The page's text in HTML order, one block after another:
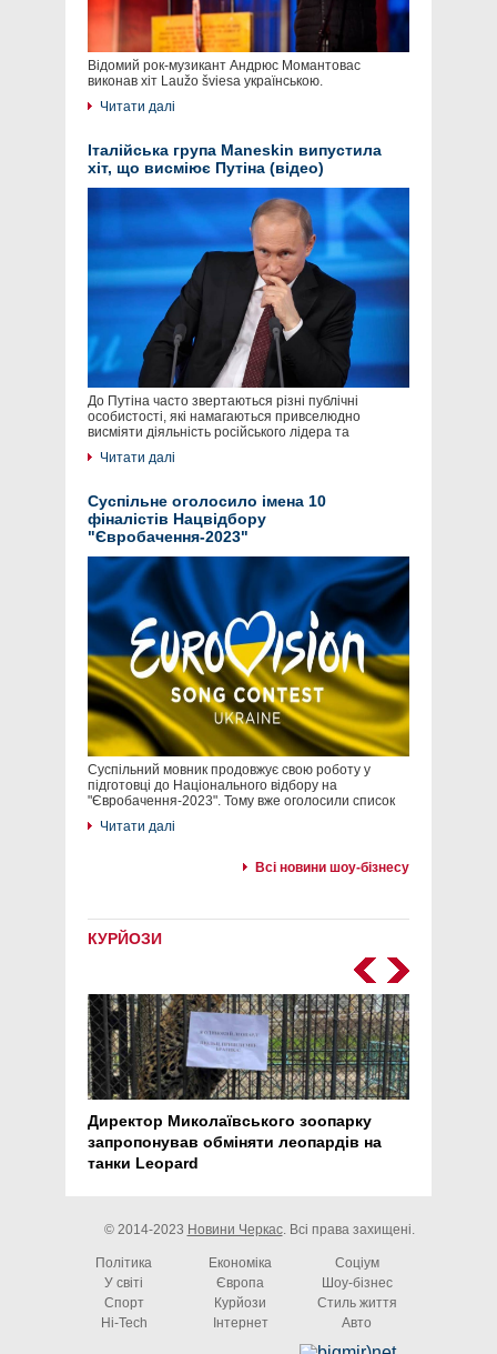
Відомий рок-музикант Андрюс Момантовас
виконав хіт Laužo šviesa українською.
Читати далі
Італійська група Maneskin випустила
хіт, що висміює Путіна (відео)
До Путіна часто звертаються різні публічні
особистості, які намагаються привселюдно
висміяти діяльність російського лідера та
Читати далі
Суспільне оголосило імена 10
фіналістів Нацвідбору
"Євробачення-2023"
Суспільний мовник продовжує свою роботу у
підготовці до Національного відбору на
"Євробачення-2023". Тому вже оголосили список
Читати далі
Всі новини шоу-бізнесу
КУРЙОЗИ
Директор Миколаївського зоопарку
запропонував обміняти леопардів на
танки Leopard
© 2014-2023 Новини Черкас. Всі права захищені.
Політика Економіка
Соціум
У світі
Європа
Шоу-бізнес
Спорт
Курйози
Стиль життя
Hi-Tech
Інтернет Авто